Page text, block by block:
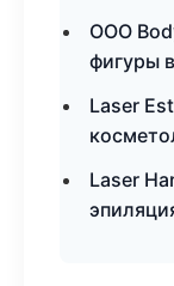
ООО
фигуры
Laser
Laser